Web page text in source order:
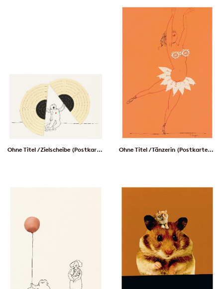
Ohne Titel / Zielscheibe (Postkarte, 20 Ex) Ohne Titel / Tänzerin (Postkarte, 20 Ex)